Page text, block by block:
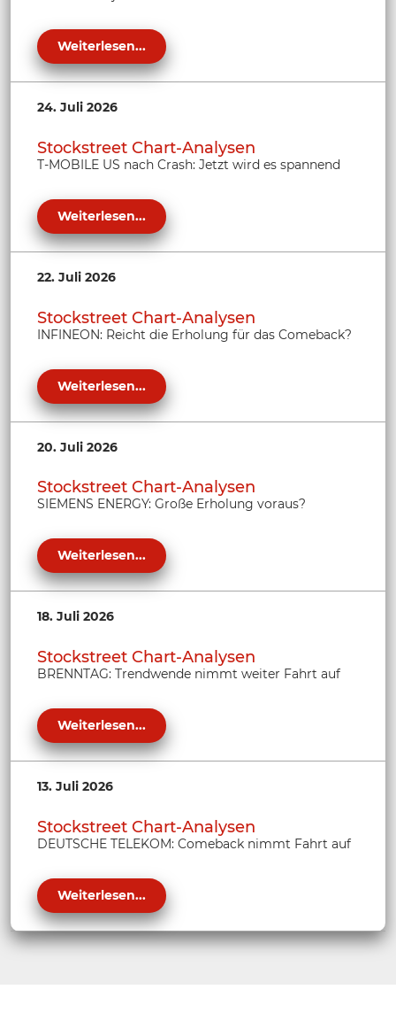
Weiterlesen...
24. Juli 2026
Stockstreet Chart-Analysen
T-MOBILE US nach Crash: Jetzt wird es spannend
Weiterlesen...
22. Juli 2026
Stockstreet Chart-Analysen
INFINEON: Reicht die Erholung für das Comeback?
Weiterlesen...
20. Juli 2026
Stockstreet Chart-Analysen
SIEMENS ENERGY: Große Erholung voraus?
Weiterlesen...
18. Juli 2026
Stockstreet Chart-Analysen
BRENNTAG: Trendwende nimmt weiter Fahrt auf
Weiterlesen...
13. Juli 2026
Stockstreet Chart-Analysen
DEUTSCHE TELEKOM: Comeback nimmt Fahrt auf
Weiterlesen...